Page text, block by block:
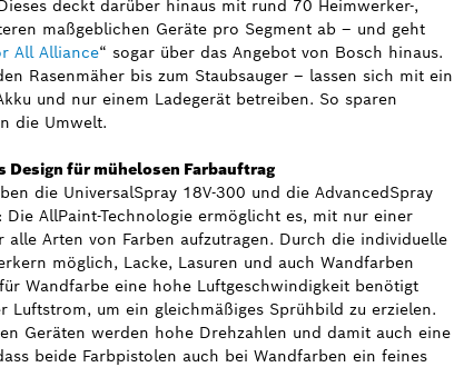
deckt darüber hinaus mit rund 70 Heimwerker-,
maßgeblichen Geräte pro Segment ab – und geht
All Alliance“ sogar über das Angebot von Bosch hinaus.
Rasenmäher bis zum Staubsauger – lassen sich mit ein
und nur einem Ladegerät betreiben. So sparen
die Umwelt.
für mühelosen Farbauftrag
die UniversalSpray 18V-300 und die AdvancedSpray
AllPaint-Technologie ermöglicht es, mit nur einer
Arten von Farben aufzutragen. Durch die individuelle
möglich, Lacke, Lasuren und auch Wandfarben
Wandfarbe eine hohe Luftgeschwindigkeit benötigt
Luftstrom, um ein gleichmäßiges Sprühbild zu erzielen.
Geräten werden hohe Drehzahlen und damit auch eine
beide Farbpistolen auch bei Wandfarben ein feines